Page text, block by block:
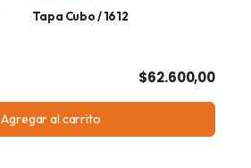
Tapa Cubo / 1612
$62.600,00
Agregar al carrito